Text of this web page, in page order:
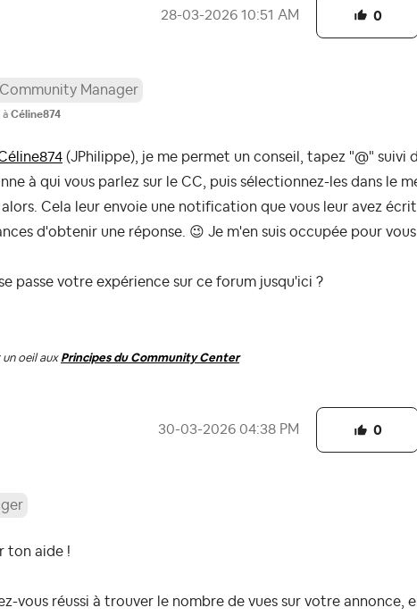
‎28-03-2026 10:51 AM 0
Manager
à Céline874
(JPhilippe), je me permet un conseil, tapez "@" suivi
à qui vous parlez sur le CC, puis sélectionnez-les dans le
Cela leur envoie une notification que vous leur avez
d'obtenir une réponse. 😉 Je m'en suis occupée pour
passe votre expérience sur ce forum jusqu'ici ?
oeil aux Principes du Community Center
‎30-03-2026 04:38 PM 0
ton aide !
vous réussi à trouver le nombre de vues sur votre annonce,